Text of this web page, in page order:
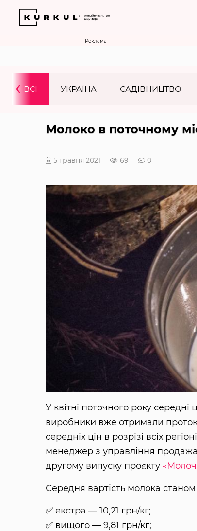
Реклама
ВСІ УКРАЇНА САДІВНИЦТВО
‹
Молоко в поточному
5 травня 2021 69 0
У квітні поточного року
виробники вже отримали
середніх цін в розрізі всіх
менеджер з управління
другому випуску проєкту
Середня вартість молока станом
✅ екстра — 10,21 грн/кг;
✅ вищого — 9,81 грн/кг;